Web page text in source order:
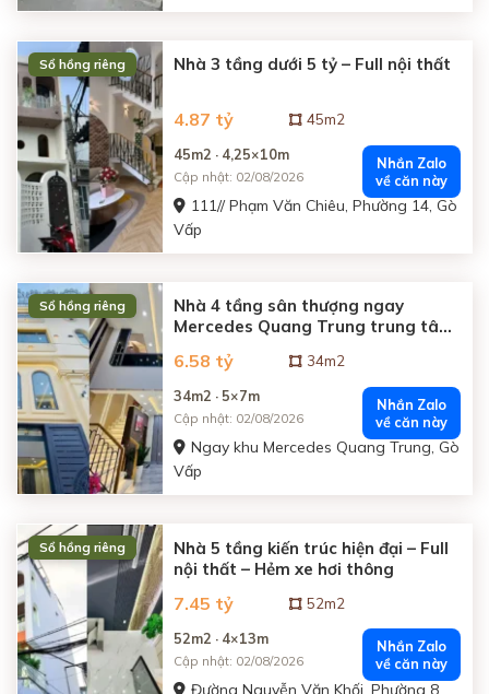
Sổ hồng riêng Nhà 3 tầng dưới 5 tỷ – Full nội thất
4.87 tỷ
45m2
45m2 · 4,25×10m
Cập nhật: 02/08/2026
Nhắn Zalo
về căn này
111// Phạm Văn Chiêu, Phường 14, Gò
Vấp
Sổ hồng riêng
Nhà 4 tầng sân thượng ngay
Mercedes Quang Trung trung tâm
6.58 tỷ
34m2
34m2 · 5×7m
Cập nhật: 02/08/2026
Nhắn Zalo
về căn này
Ngay khu Mercedes Quang Trung, Gò
Vấp
Sổ hồng riêng
Nhà 5 tầng kiến trúc hiện đại – Full
nội thất – Hẻm xe hơi thông
7.45 tỷ
52m2
52m2 · 4×13m
Cập nhật: 02/08/2026
Nhắn Zalo
về căn này
Đường Nguyễn Văn Khối, Phường 8,